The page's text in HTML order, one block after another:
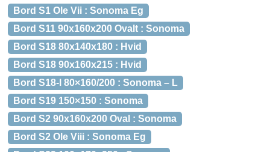
Bord S1 Ole Vii : Sonoma Eg
Bord S11 90x160x200 Ovalt : Sonoma
Bord S18 80x140x180 : Hvid
Bord S18 90x160x215 : Hvid
Bord S18-l 80×160/200 : Sonoma – L
Bord S19 150×150 : Sonoma
Bord S2 90x160x200 Oval : Sonoma
Bord S2 Ole Viii : Sonoma Eg